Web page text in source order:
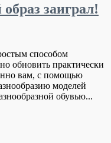
заиграл!
способом
обновить практически
вам, с помощью
моделей
обувью...